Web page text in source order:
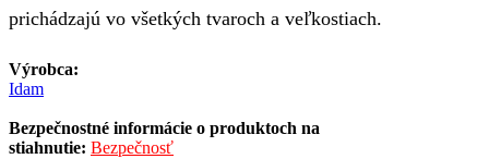
prichádzajú vo všetkých tvaroch a veľkostiach.
Výrobca:
Idam
Bezpečnostné informácie o produktoch na
stiahnutie: Bezpečnosť